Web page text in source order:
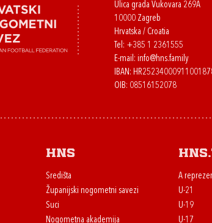
Ulica grada Vukovara 269A
10000 Zagreb
Hrvatska / Croatia
Tel: +385 1 2361555
E-mail: info@hns.family
IBAN:
OIB: 08516152078
HNS
Središta
Županijski nogometni savezi
Suci
Nogometna akademija
A
U-21
U-19
U-17